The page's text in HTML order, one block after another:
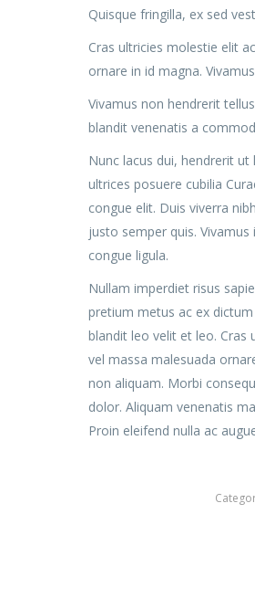
Quisque fringilla, ex sed
Cras ultricies molestie elit
ornare in id magna.
Vivamus non hendrerit
blandit venenatis a
Nunc lacus dui, hendrerit
ultrices posuere cubilia
congue elit. Duis viverra
justo semper quis.
congue ligula.
Nullam imperdiet risus
pretium metus ac ex
blandit leo velit et leo. Cras
vel massa malesuada
non aliquam. Morbi
dolor. Aliquam venenatis
Proin eleifend nulla ac